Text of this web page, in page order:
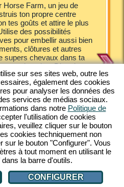
Horse Farm, un jeu de
ton propre centre
tes goûts et attire le plus
des possibilités
pour embellir aussi bien
clôtures et autres
supers chevaux dans ta
et soigne-les. Divertis et
les avec quelques
de confortables gîtes.
dans un cadre
comic coloré, Horse Farm
de jeu hors pair.
de chevaux dans ton
jeu en ligne
Viens jouer!
naître
au pur-
poney
entrer
Tout ce
sur ses sites web, outre les
également des cookies
pour analyser les données des
services de médias sociaux.
dans notre Politique de
l'utilisation de cookies
veuillez cliquer sur le bouton
cookies techniquement non
sur le bouton "Configurer". Vous
à tout moment en utilisant le
la barre d'outils.
CONFIGURER